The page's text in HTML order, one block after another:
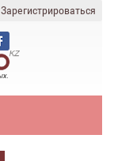
Зарегистрироваться